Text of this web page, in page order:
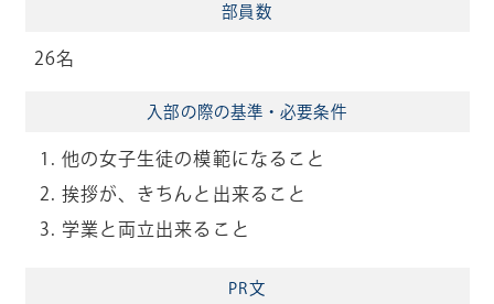
部員数
26名
入部の際の基準・必要条件
他の女子生徒の模範になること
挨拶が、きちんと出来ること
学業と両立出来ること
PR文